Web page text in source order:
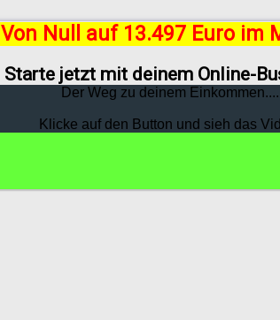
Von Null auf 13.497 Euro im
Starte jetzt mit deinem Online-
Der Weg zu deinem Einkommen....
Klicke auf den Button und sieh das